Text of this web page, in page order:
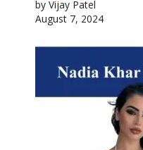
by Vijay Patel
August 7, 2024